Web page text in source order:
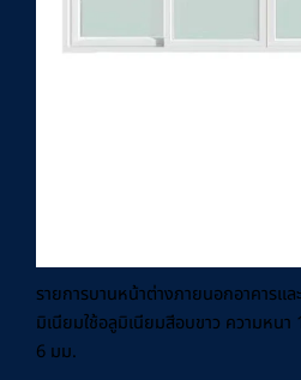
รายการบานหน้าต่างภายนอกอาคารแ
มิเนียมใช้อลูมิเนียมสีอบขาว ความหน
6 มม.